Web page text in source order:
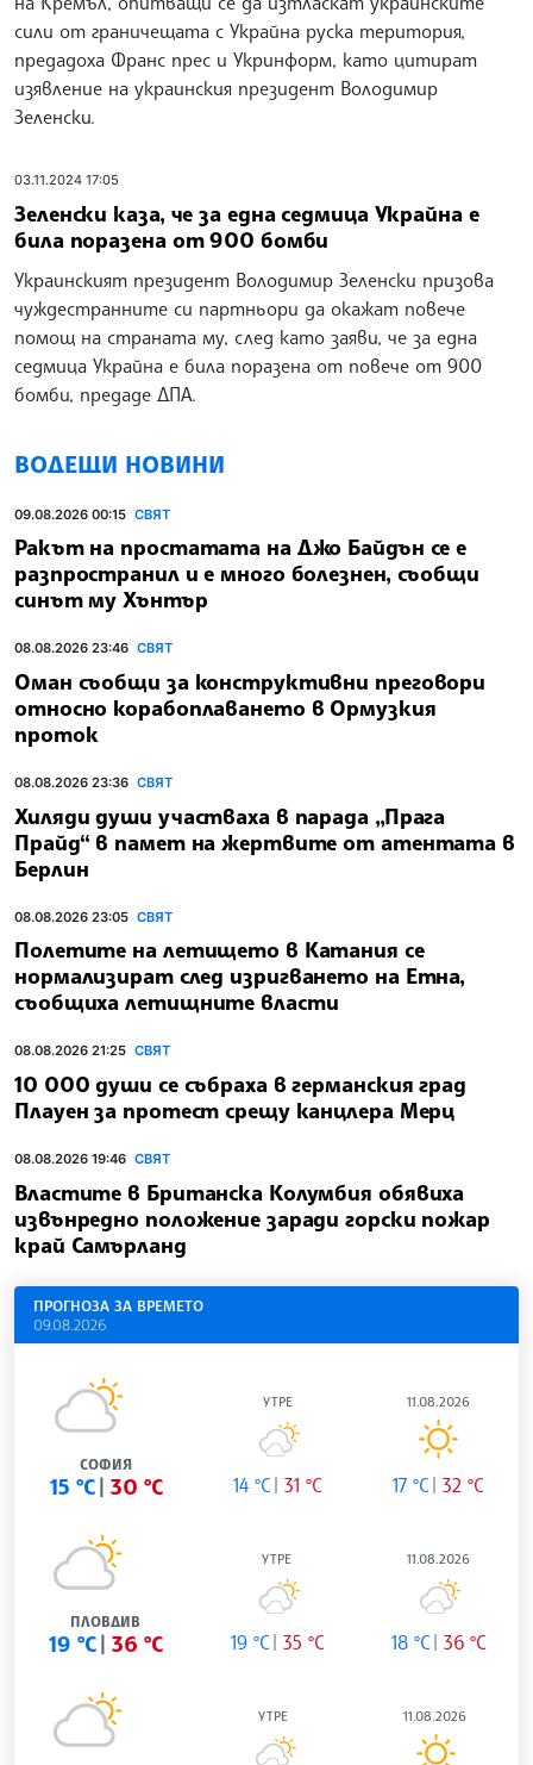
сили от граничещата с Украйна руска територия,
предадоха Франс прес и Укринформ, като цитират
изявление на украинския президент Володимир
Зеленски.
03.11.2024 17:05
Зеленски каза, че за една седмица Украйна е
била поразена от 900 бомби
Украинският президент Володимир Зеленски призова
чуждестранните си партньори да окажат повече
помощ на страната му, след като заяви, че за една
седмица Украйна е била поразена от повече от 900
бомби, предаде ДПА.
ВОДЕЩИ НОВИНИ
09.08.2026 00:15 СВЯТ
Ракът на простатата на Джо Байдън се е
разпространил и е много болезнен, съобщи
синът му Хънтър
08.08.2026 23:46 СВЯТ
Оман съобщи за конструктивни преговори
относно корабоплаването в Ормузкия
проток
08.08.2026 23:36 СВЯТ
Хиляди души участваха в парада „Прага
Прайд“ в памет на жертвите от атентата в
Берлин
08.08.2026 23:05 СВЯТ
Полетите на летището в Катания се
нормализират след изригването на Етна,
съобщиха летищните власти
08.08.2026 21:25 СВЯТ
10 000 души се събраха в германския град
Плауен за протест срещу канцлера Мерц
08.08.2026 19:46 СВЯТ
Властите в Британска Колумбия обявиха
извънредно положение заради горски пожар
край Самърланд
ПРОГНОЗА ЗА ВРЕМЕТО
09.08.2026
СОФИЯ
15 °C 30 °C
УТРЕ
14 °C 31 °C
11.08.2026
17 °C 32 °C
ПЛОВДИВ
19 °C 36 °C
УТРЕ
19 °C 35 °C
11.08.2026
18 °C 36 °C
УТРЕ 11.08.2026